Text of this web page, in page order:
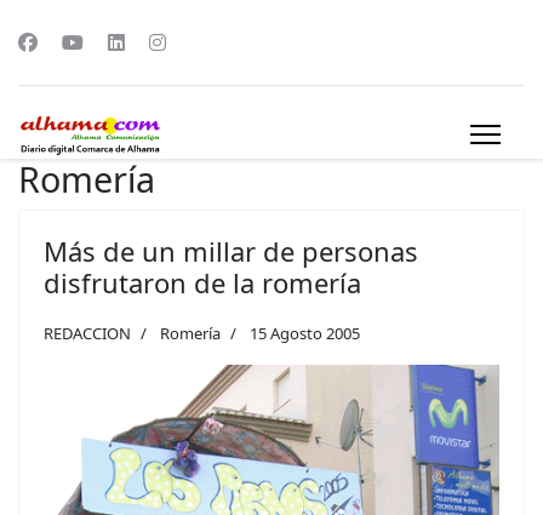
Romería
Más de un millar de personas
disfrutaron de la romería
REDACCION Romería 15 Agosto 2005